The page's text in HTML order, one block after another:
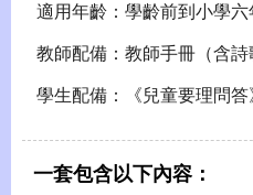
適用年齡：學齡前到小學六
教師配備：教師手冊（含詩
學生配備：《兒童要理問答
一套包含以下內容：